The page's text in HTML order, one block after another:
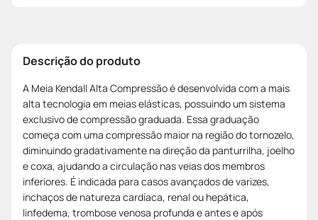
Descrição do produto
A Meia Kendall Alta Compressão é desenvolvida com a mais
alta tecnologia em meias elásticas, possuindo um sistema
exclusivo de compressão graduada. Essa graduação
começa com uma compressão maior na região do tornozelo,
diminuindo gradativamente na direção da panturrilha, joelho
e coxa, ajudando a circulação nas veias dos membros
inferiores. É indicada para casos avançados de varizes,
inchaços de natureza cardíaca, renal ou hepática,
linfedema, trombose venosa profunda e antes e após